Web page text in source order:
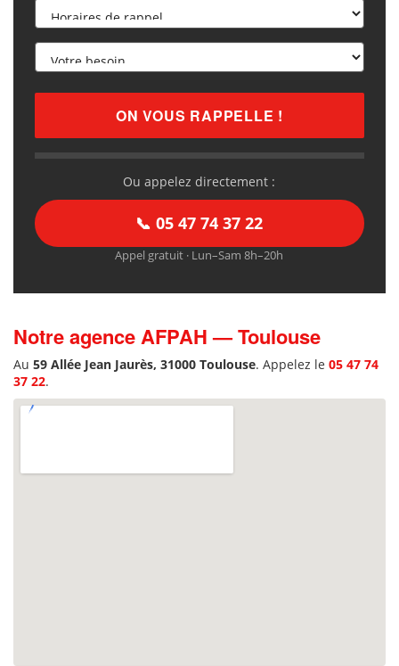
Ou appelez directement :
📞 05 47 74 37 22
Appel gratuit · Lun–Sam 8h–20h
Notre agence AFPAH — Toulouse
Au 59 Allée Jean Jaurès, 31000 Toulouse. Appelez le 05 47 74
37 22.